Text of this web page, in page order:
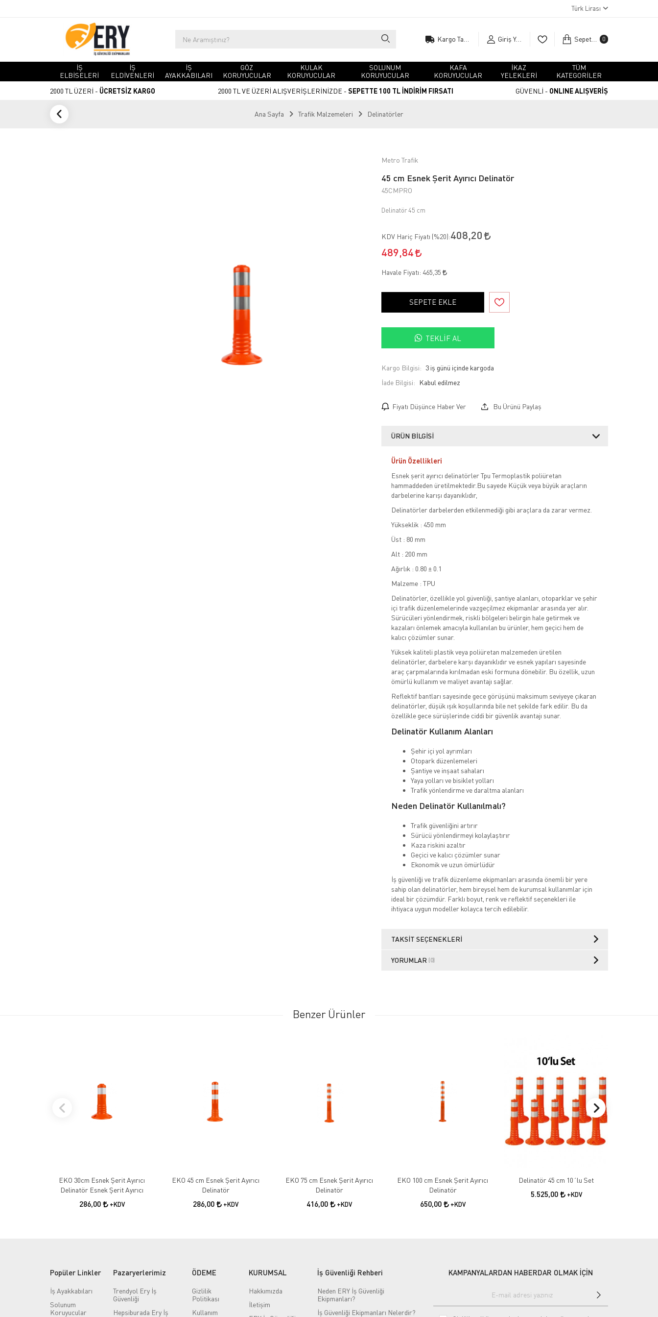
Türk Lirası
Giriş Yap Sepetim 0
İŞ
ELBİSELERİ
İŞ
ELDİVENLERİ
İŞ
AYAKKABILARI
GÖZ
KORUYUCULAR
KULAK
KORUYUCULAR
SOLUNUM
KORUYUCULAR
KAFA
KORUYUCULAR
İKAZ
YELEKLERİ
TÜM
KATEGORİLER
2000 TL ÜZERİ - ÜCRETSİZ KARGO 2000 TL VE ÜZERİ ALIŞVERİŞLERİNİZDE - SEPETTE 100 TL İNDİRİM FIRSATI GÜVENLİ - ONLINE ALIŞVERİŞ
Ana Sayfa Trafik Malzemeleri Delinatörler
Metro Trafik
45 cm Esnek Şerit Ayırıcı Delinatör
45CMPRO
Delinatör 45 cm
KDV Hariç Fiyatı (%20):408,20
489,84
Havale Fiyatı: 465,35
SEPETE EKLE
TEKLIF AL
Kargo Bilgisi: 3 iş günü içinde kargoda
İade Bilgisi:
Fiyatı Düşünce Haber Ver Bu Ürünü Paylaş
ÜRÜN BILGISI
Ürün Özellikleri
Esnek şerit ayırıcı delinatörler Tpu Termoplastik poliüretan
hammaddeden üretilmektedir.Bu sayede Küçük veya büyük araçların
darbelerine karışı dayanıklıdır,
Delinatörler darbelerden etkilenmediği gibi araçlara da zarar vermez.
Yükseklik : 450 mm
Üst : 80 mm
Alt : 200 mm
Ağırlık : 0.80 ± 0.1
Malzeme : TPU
Delinatörler, özellikle yol güvenliği, şantiye alanları, otoparklar ve şehir
içi trafik düzenlemelerinde vazgeçilmez ekipmanlar arasında yer alır.
Sürücüleri yönlendirmek, riskli bölgeleri belirgin hale getirmek ve
kazaları önlemek amacıyla kullanılan bu ürünler, hem geçici hem de
kalıcı çözümler sunar.
Yüksek kaliteli plastik veya poliüretan malzemeden üretilen
delinatörler, darbelere karşı dayanıklıdır ve esnek yapıları sayesinde
araç çarpmalarında kırılmadan eski formuna dönebilir. Bu özellik, uzun
ömürlü kullanım ve maliyet avantajı sağlar.
Reflektif bantları sayesinde gece görüşünü maksimum seviyeye çıkaran
delinatörler, düşük ışık koşullarında bile net şekilde fark edilir. Bu da
özellikle gece sürüşlerinde ciddi bir güvenlik avantajı sunar.
Delinatör Kullanım Alanları
Şehir içi yol ayrımları
Otopark düzenlemeleri
Şantiye ve inşaat sahaları
Yaya yolları ve bisiklet yolları
Trafik yönlendirme ve daraltma alanları
Neden Delinatör Kullanılmalı?
Trafik güvenliğini artırır
Sürücü yönlendirmeyi kolaylaştırır
Kaza riskini azaltır
Geçici ve kalıcı çözümler sunar
Ekonomik ve uzun ömürlüdür
İş güvenliği ve trafik düzenleme ekipmanları arasında önemli bir yere
sahip olan delinatörler, hem bireysel hem de kurumsal kullanımlar için
ideal bir çözümdür. Farklı boyut, renk ve reflektif seçenekleri ile
ihtiyaca uygun modeller kolayca tercih edilebilir.
TAKSIT SEÇENEKLERI
YORUMLAR (0)
Benzer Ürünler
EKO 30cm Esnek Şerit Ayırıcı
Delinatör Esnek Şerit Ayırıcı
286,00 +KDV
EKO 45 cm Esnek Şerit Ayırıcı
Delinatör
286,00 +KDV
EKO 75 cm Esnek Şerit Ayırıcı
Delinatör
416,00 +KDV
EKO 100 cm Esnek Şerit Ayırıcı
Delinatör
650,00 +KDV
Delinatör 45 cm 10´lu Set
5.525,00 +KDV
Popüler Linkler
İş Ayakkabıları
Solunum
Koruyucular
Pazaryerlerimiz
Trendyol Ery İş
Güvenliği
Hepsiburada Ery İş
ÖDEME
Gizlilik
Politikası
Kullanım
KURUMSAL
Hakkımızda
İletişim
İş Güvenliği Rehberi
Neden ERY İş Güvenliği
Ekipmanları?
İş Güvenliği Ekipmanları Nelerdir?
KAMPANYALARDAN HABERDAR OLMAK İÇİN